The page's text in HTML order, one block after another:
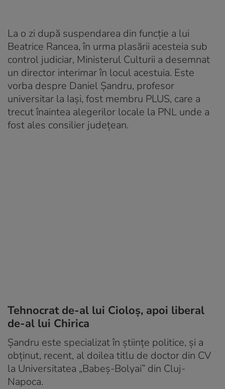
La o zi după suspendarea din funcție a lui
Beatrice Rancea, în urma plasării acesteia sub
control judiciar, Ministerul Culturii a desemnat
un director interimar în locul acestuia. Este
vorba despre Daniel Șandru, profesor
universitar la Iași, fost membru PLUS, care a
trecut înaintea alegerilor locale la PNL unde a
fost ales consilier județean.
Tehnocrat de-al lui Cioloș, apoi liberal
de-al lui Chirica
Șandru este specializat în științe politice, și a
obținut, recent, al doilea titlu de doctor din CV
la Universitatea „Babeș-Bolyai” din Cluj-
Napoca.